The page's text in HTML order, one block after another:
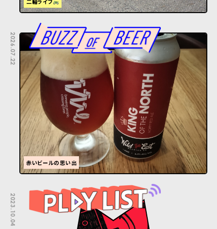
二輪ライフ
2026.07.22
赤いビールの思い出
2023.10.04